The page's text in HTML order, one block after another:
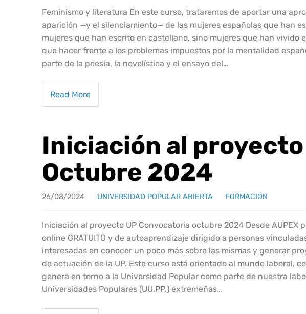
Feminismo y literatura En este curso, trataremos de aportar una
aparición —y el silenciamiento— de las mujeres españolas que han
mujeres que han escrito en castellano, sino mujeres que han vivido
que hacer frente a los problemas impuestos por la mentalidad
parte de la poesía, la novelística y el ensayo del…
Read More
Iniciación al proyecto
Octubre 2024
26/08/2024 UNIVERSIDAD POPULAR ABIERTA FORMACIÓN
Iniciación al proyecto UP Convocatoria octubre 2024 Desde AUPEX
online GRATUITO y de autoaprendizaje dirigido a personas
interesadas en conocer un poco más sobre las mismas y generar
de actuación de la UP. Este curso está orientado al mundo laboral,
genera en torno a la Universidad Popular como parte de nuestra
Universidades Populares (UU.PP.) extremeñas…